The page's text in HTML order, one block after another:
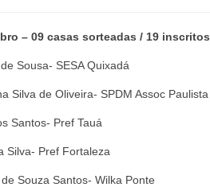
– 09 casas sorteadas / 19 inscritos
Sousa- SESA Quixadá
Silva de Oliveira- SPDM Assoc Paulista
Santos- Pref Tauá
Silva- Pref Fortaleza
Souza Santos- Wilka Ponte